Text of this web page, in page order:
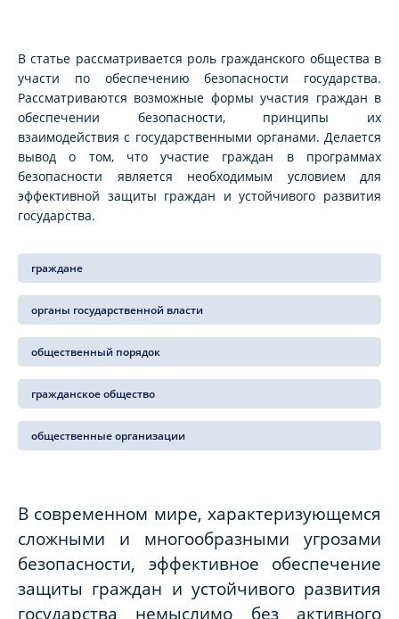
В статье рассматривается роль гражданского общества в
участи по обеспечению безопасности государства.
Рассматриваются возможные формы участия граждан в
обеспечении безопасности, принципы их
взаимодействия с государственными органами. Делается
вывод о том, что участие граждан в программах
безопасности является необходимым условием для
эффективной защиты граждан и устойчивого развития
государства.
граждане
органы государственной власти
общественный порядок
гражданское общество
общественные организации
В современном мире, характеризующемся
сложными и многообразными угрозами
безопасности, эффективное обеспечение
защиты граждан и устойчивого развития
государства немыслимо без активного